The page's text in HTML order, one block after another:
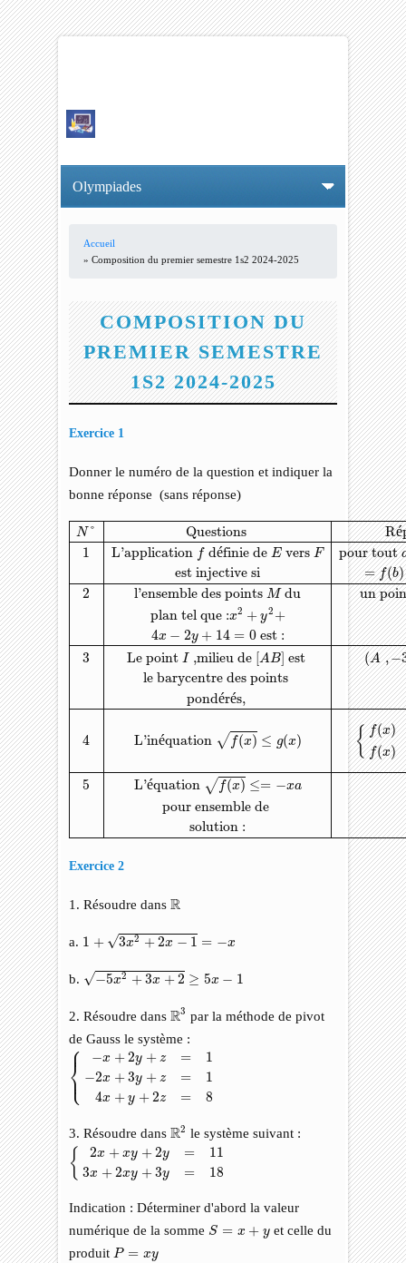
VOUS ÊTES ICI
Accueil
» Composition du premier semestre 1s2 2024-2025
COMPOSITION DU
PREMIER SEMESTRE
1S2 2024-2025
Exercice 1
Donner le numéro de la question et indiquer la
bonne réponse (sans réponse)
N ° Questions Ré
1
L'application f définie de E vers F pour tout
est injective si = f(b)
2
l'ensemble des points M du
un
plan tel que :x2 + y2 +
4x − 2y + 14 = 0 est :
3
Le point I ,milieu de [A B] est (A ,−
le barycentre des points
pondérés,
4 L'inéquation √ f(x) ≤ g(x) { f(x)
f(x)
5 L'équation √ f(x) ≤= −xa
pour ensemble de
solution :
N°QuestionsRéponseARéponseBRéponseC1
Exercice 2
1. Résoudre dansR
R
a. 1 + √3x2 +2x − 1 = −x
1 2+2x−1=−x
b. √−5x2 +3x +2 ≥ 5x − 1
5x2+3x+2≥5x−1
2. Résoudre dansR3
R3
par la méthode de pivot
de Gauss le système :
⎧
⎪
⎨
⎪
⎩
−x +2y + z =
1
−2x +3y + z =
1
4x + y +2z = 8
{− + z= 1− =
3. Résoudre dansR2
R2
le système suivant :
{ 2x + xy +2y =
11
3x +2xy +3y = 18
{2 x+ 113 +3y
Indication : Déterminer d'abord la valeur
numérique de la somme S = x + y
S=
et celle du
produit P = xy
P=